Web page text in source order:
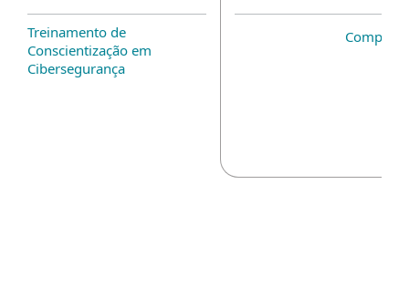
Treinamento de
Conscientização em
Cibersegurança